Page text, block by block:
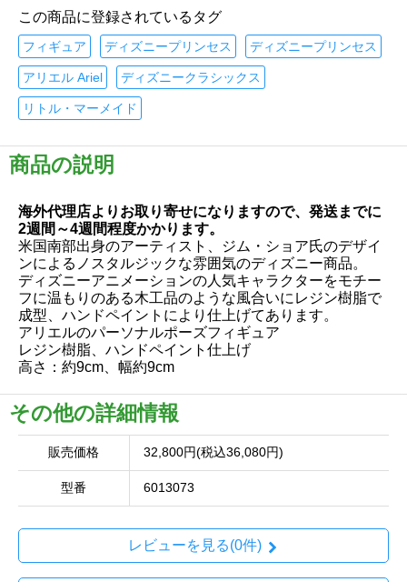
この商品に登録されているタグ
フィギュア ディズニープリンセス ディズニープリンセス
アリエル Ariel ディズニークラシックス
リトル・マーメイド
商品の説明
海外代理店よりお取り寄せになりますので、発送までに
2週間～4週間程度かかります。
米国南部出身のアーティスト、ジム・ショア氏のデザイ
ンによるノスタルジックな雰囲気のディズニー商品。
ディズニーアニメーションの人気キャラクターをモチー
フに温もりのある木工品のような風合いにレジン樹脂で
成型、ハンドペイントにより仕上げてあります。
アリエルのパーソナルポーズフィギュア
レジン樹脂、ハンドペイント仕上げ
高さ：約9cm、幅約9cm
その他の詳細情報
販売価格 32,800円(税込36,080円)
型番 6013073
レビューを見る(0件)